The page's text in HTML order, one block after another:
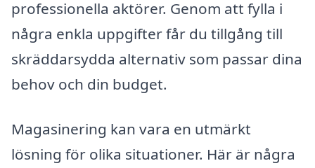
professionella aktörer. Genom att fylla i
några enkla uppgifter får du tillgång till
skräddarsydda alternativ som passar dina
behov och din budget.
Magasinering kan vara en utmärkt
lösning för olika situationer. Här är några